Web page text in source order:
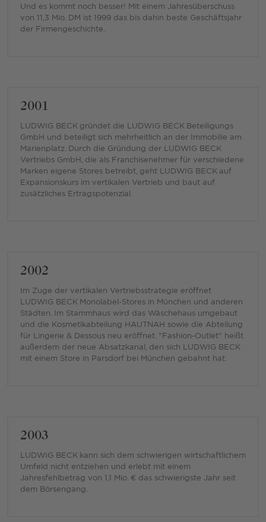
Und es kommt noch besser! Mit einem Jahresüberschuss
von 11,3 Mio. DM ist 1999 das bis dahin beste Geschäftsjahr
der Firmengeschichte.
2001
LUDWIG BECK gründet die LUDWIG BECK Beteiligungs
GmbH und beteiligt sich mehrheitlich an der Immobilie am
Marienplatz. Durch die Gründung der LUDWIG BECK
Vertriebs GmbH, die als Franchisenehmer für verschiedene
Marken eigene Stores betreibt, geht LUDWIG BECK auf
Expansionskurs im vertikalen Vertrieb und baut auf
zusätzliches Ertragspotenzial.
2002
Im Zuge der vertikalen Vertriebsstrategie eröffnet
LUDWIG BECK Monolabel-Stores in München und anderen
Städten. Im Stammhaus wird das Wäschehaus umgebaut
und die Kosmetikabteilung HAUTNAH sowie die Abteilung
für Lingerie & Dessous neu eröffnet. "Fashion-Outlet" heißt
außerdem der neue Absatzkanal, den sich LUDWIG BECK
mit einem Store in Parsdorf bei München gebahnt hat.
2003
LUDWIG BECK kann sich dem schwierigen wirtschaftlichem
Umfeld nicht entziehen und erlebt mit einem
Jahresfehlbetrag von 1,1 Mio. € das schwierigste Jahr seit
dem Börsengang.